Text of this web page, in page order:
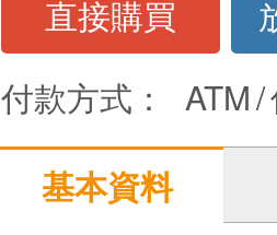
直接購買
付款方式：
ATM/
基本資料